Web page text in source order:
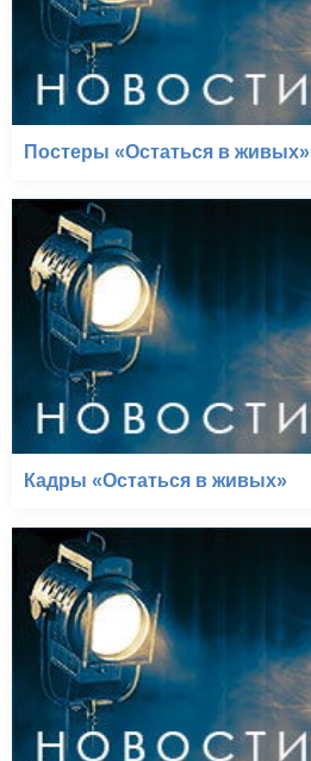
Постеры «Остаться в живых»
Кадры «Остаться в живых»